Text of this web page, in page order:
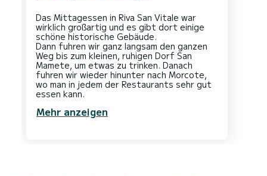
Das Mittagessen in Riva San Vitale war
wirklich großartig und es gibt dort einige
schöne historische Gebäude.
Dann fuhren wir ganz langsam den ganzen
Weg bis zum kleinen, ruhigen Dorf San
Mamete, um etwas zu trinken. Danach
fuhren wir wieder hinunter nach Morcote,
wo man in jedem der Restaurants sehr gut
Mehr anzeigen